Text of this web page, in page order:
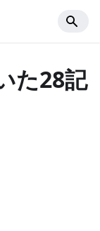
た28記